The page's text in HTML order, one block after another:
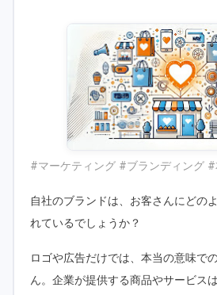
#マーケティング #ブランディング #
自社のブランドは、お客さんにどの
れているでしょうか？
ロゴや広告だけでは、本当の意味で
ん。企業が提供する商品やサービス